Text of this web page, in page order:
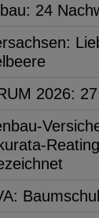
24
2026: